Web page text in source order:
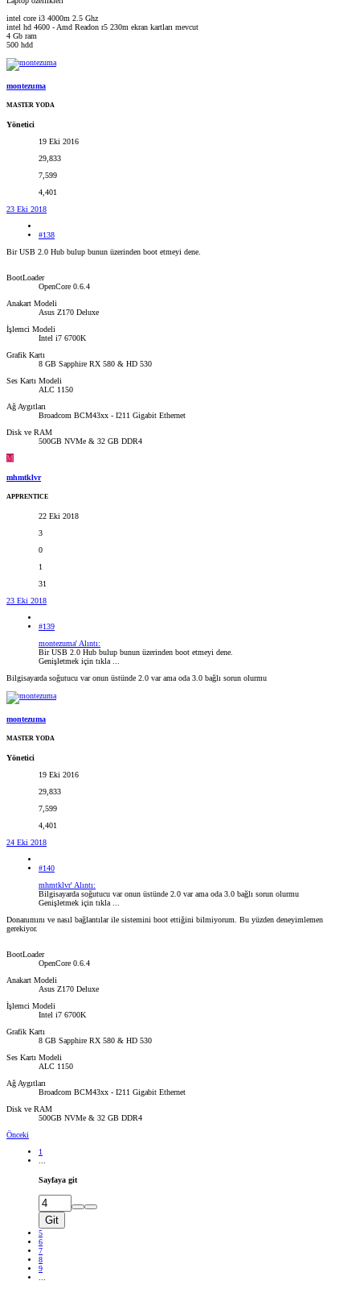
intel core i3 4000m 2.5 Ghz
intel hd 4600 - Amd Readon r5 230m ekran kartları mevcut
4 Gb ram
500 hdd
montezuma
MASTER YODA
Yönetici
19 Eki 2016
29,833
7,599
4,401
23 Eki 2018
#138
Bir USB 2.0 Hub bulup bunun üzerinden boot etmeyi dene.
BootLoader
OpenCore 0.6.4
Anakart Modeli
Asus Z170 Deluxe
İşlemci Modeli
Intel i7 6700K
Grafik Kartı
8 GB Sapphire RX 580 & HD 530
Ses Kartı Modeli
ALC 1150
Ağ Aygıtları
Broadcom BCM43xx - I211 Gigabit Ethernet
Disk ve RAM
500GB NVMe & 32 GB DDR4
M
mhmtklvr
APPRENTICE
22 Eki 2018
3
0
1
31
23 Eki 2018
#139
montezuma' Alıntı:
Bir USB 2.0 Hub bulup bunun üzerinden boot etmeyi dene.
Genişletmek için tıkla ...
Bilgisayarda soğutucu var onun üstünde 2.0 var ama oda 3.0 bağlı sorun olurmu
montezuma
MASTER YODA
Yönetici
19 Eki 2016
29,833
7,599
4,401
24 Eki 2018
#140
mhmtklvr' Alıntı:
Bilgisayarda soğutucu var onun üstünde 2.0 var ama oda 3.0 bağlı sorun olurmu
Genişletmek için tıkla ...
Donanımını ve nasıl bağlantılar ile sistemini boot ettiğini bilmiyorum. Bu yüzden deneyimlemen
gerekiyor.
BootLoader
OpenCore 0.6.4
Anakart Modeli
Asus Z170 Deluxe
İşlemci Modeli
Intel i7 6700K
Grafik Kartı
8 GB Sapphire RX 580 & HD 530
Ses Kartı Modeli
ALC 1150
Ağ Aygıtları
Broadcom BCM43xx - I211 Gigabit Ethernet
Disk ve RAM
500GB NVMe & 32 GB DDR4
Önceki
1
Sayfaya git
Git
5
6
7
8
9
...